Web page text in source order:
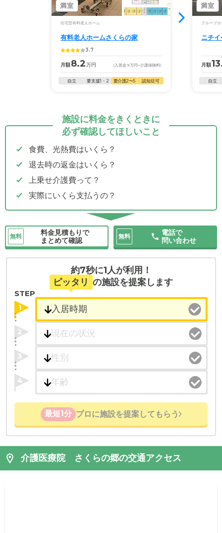
満室
住宅型有料老人ホーム
有料老人ホームさくらの家
3.7
月額8.2万円 (入居金9万円 +介護保険料)
自立 要支援1・2 要介護2〜5 認知症可
満室
グループホ
ニチ
月額
自立
施設に料金をきくときに
必ず確認してほしいこと
食費、光熱費はいくら？
退去時の返金はいくら？
上乗せ介護費って？
実際にいくら支払うの？
無料
料金見積もりで
まとめて確認
無料
電話で
問い合わせ
約7秒に1人が利用！
ピッタリ の施設を提案します
STEP
1
2
3
4
最短1分 プロに施設を提案してもらう
介護医療院 さくらの郷の交通アクセス